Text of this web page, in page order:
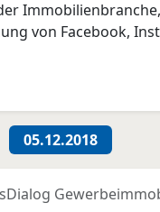
von Facebook,
05.12.2018